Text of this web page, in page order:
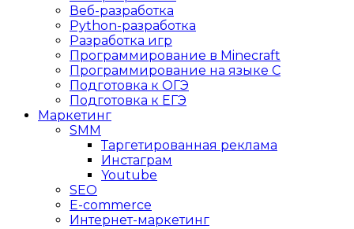
Веб-разработка
Python-разработка
Разработка игр
Программирование в Minecraft
Программирование на языке C
Подготовка к ОГЭ
Подготовка к ЕГЭ
Маркетинг
SMM
Таргетированная реклама
Инстаграм
Youtube
SEO
E-сommerce
Интернет-маркетинг